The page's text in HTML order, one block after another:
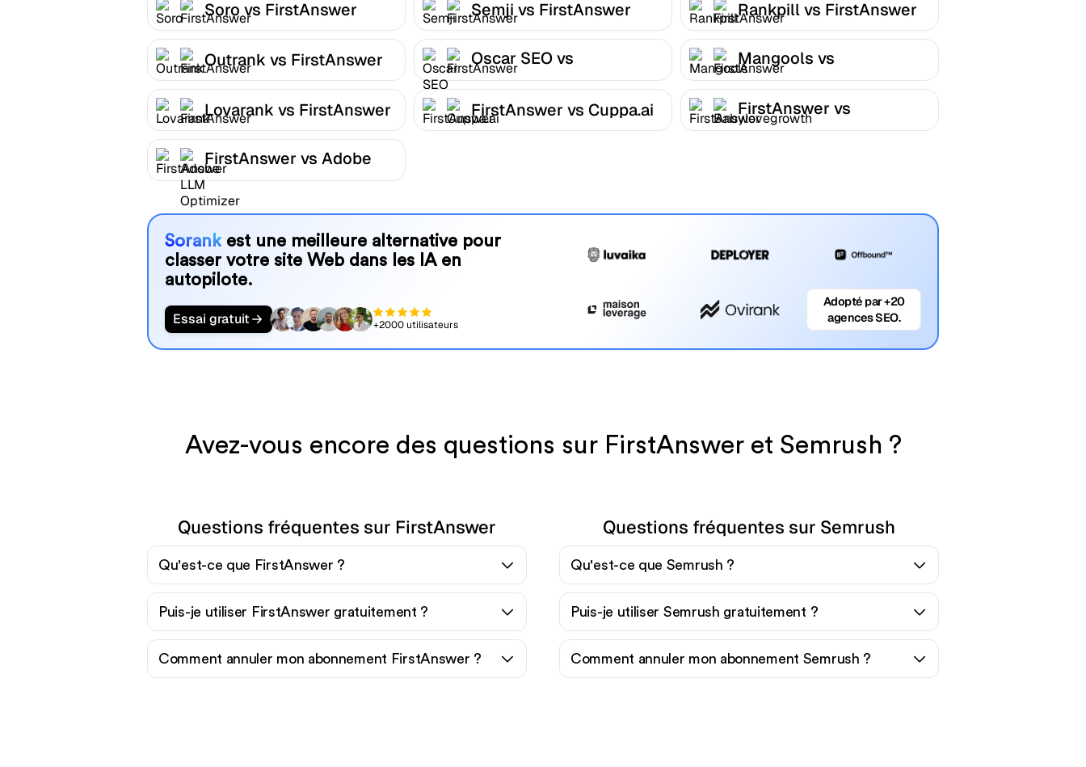
Soro vs FirstAnswer Semji vs FirstAnswer Rankpill vs FirstAnswer
Outrank vs FirstAnswer
Oscar SEO vs
FirstAnswer
Mangools vs
FirstAnswer
Lovarank vs FirstAnswer
FirstAnswer vs Cuppa.ai
FirstAnswer vs
Babylovegrowth
FirstAnswer vs Adobe
LLM Optimizer
Sorankest une meilleure alternative pour
classer votre site Web dans les IA en
autopilote.
Essai gratuit +2000 utilisateurs
Adopté par +20
agences SEO.
Avez-vous encore des questions sur FirstAnswer et Semrush ?
Questions fréquentes sur FirstAnswer
Qu'est-ce que FirstAnswer ?
Puis-je utiliser FirstAnswer gratuitement ?
Comment annuler mon abonnement FirstAnswer ?
Questions fréquentes sur Semrush
Qu'est-ce que Semrush ?
Puis-je utiliser Semrush gratuitement ?
Comment annuler mon abonnement Semrush ?